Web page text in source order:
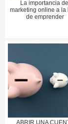
La importancia del
marketing online a la
de emprender
ABRIR UNA